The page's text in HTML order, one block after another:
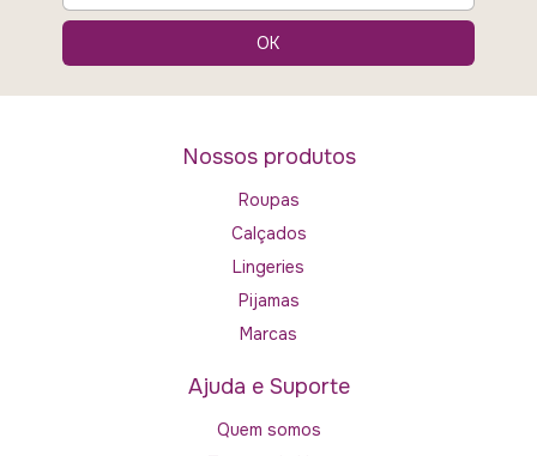
Nossos produtos
Roupas
Calçados
Lingeries
Pijamas
Marcas
Ajuda e Suporte
Quem somos